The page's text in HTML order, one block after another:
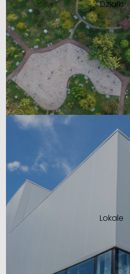
Działki
Lokale